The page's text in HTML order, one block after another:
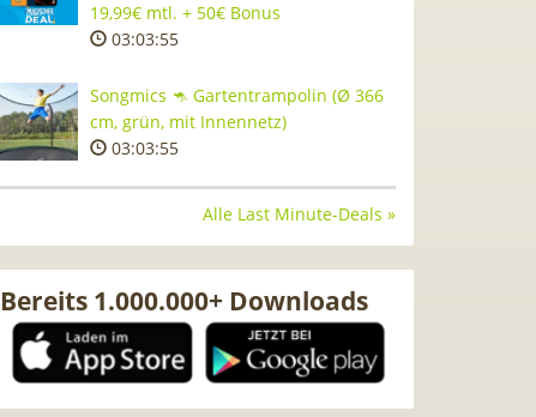
19,99€ mtl. + 50€ Bonus
03:03:54
Songmics 🦘 Gartentrampolin (Ø 366
cm, grün, mit Innennetz)
03:03:54
Alle Last Minute-Deals »
Bereits 1.000.000+ Downloads